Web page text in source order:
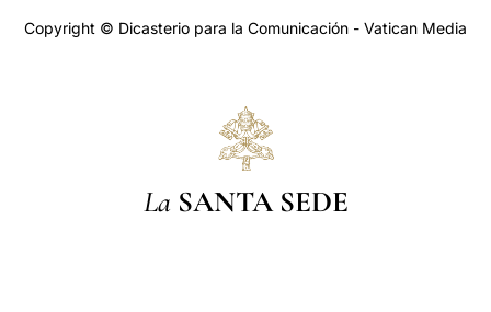
Copyright © Dicasterio para la Comunicación - Vatican Media
La SANTA SEDE